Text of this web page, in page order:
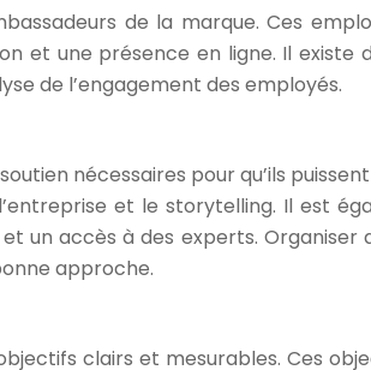
de la marque. Ces
et une présence en ligne. Il
de l’engagement des employés.
nécessaires pour qu’ils
et le storytelling. Il est
un accès à des experts.
approche.
clairs et mesurables. Ces